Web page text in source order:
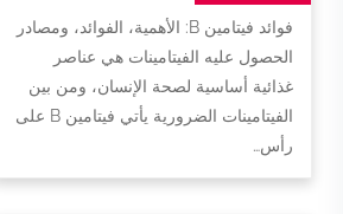
فوائد فيتامين B: الأهمية، الفوائد، ومصادر
الحصول عليه الفيتامينات هي عناصر
غذائية أساسية لصحة الإنسان، ومن بين
الفيتامينات الضرورية يأتي فيتامين B على
رأس…